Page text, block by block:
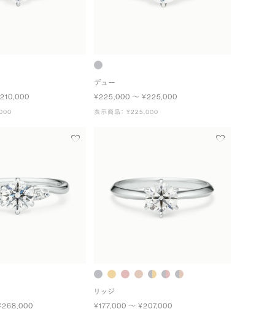
デュー
¥225,000 〜 ¥225,000
表示商品： ¥225,000
リッジ
¥177,000 〜 ¥207,000